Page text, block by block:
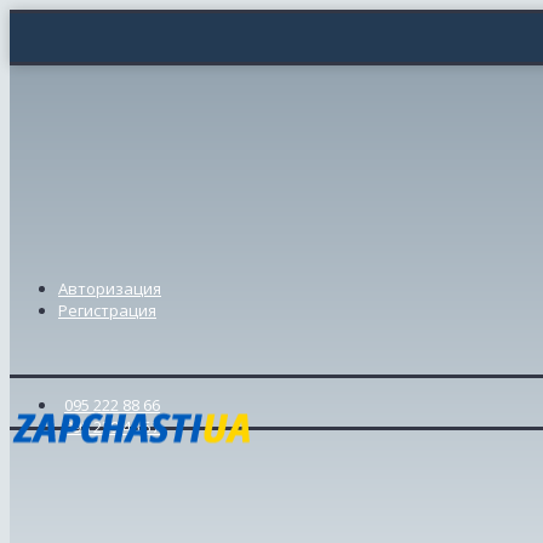
Авторизация
Регистрация
095 222 88 66
098 239 46 57